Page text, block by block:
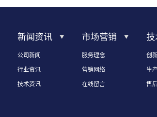
新闻资讯
公司新闻
行业资讯
技术资讯
市场营销
服务理念
营销网络
在线留言
技
创
生
售